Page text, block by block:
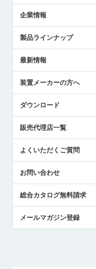
企業情報
ごあいさつ
受賞履歴
採用情報
国/地域/言語
製品ラインナップ
ツールセッタ製品
エアマイクロセンサ製品
最新情報
メトロールの技術
社員ブログ
中小企業のBCP地震対策
センサのテクニカルガイド
社長ブログ
装置メーカーの方へ
ダウンロード
販売代理店一覧
よくいただくご質問
お問い合わせ
総合カタログ無料請求
メールマガジン登録